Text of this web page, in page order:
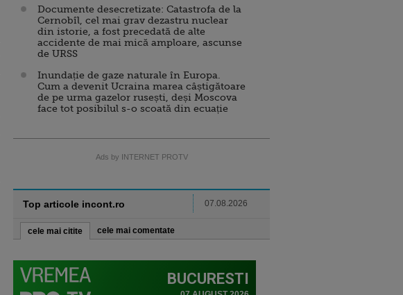
Documente desecretizate: Catastrofa de la
Cernobîl, cel mai grav dezastru nuclear
din istorie, a fost precedată de alte
accidente de mai mică amploare, ascunse
de URSS
Inundație de gaze naturale în Europa.
Cum a devenit Ucraina marea câștigătoare
de pe urma gazelor rusești, deși Moscova
face tot posibilul s-o scoată din ecuație
Ads by INTERNET PROTV
Top articole incont.ro 07.08.2026
cele mai citite cele mai comentate